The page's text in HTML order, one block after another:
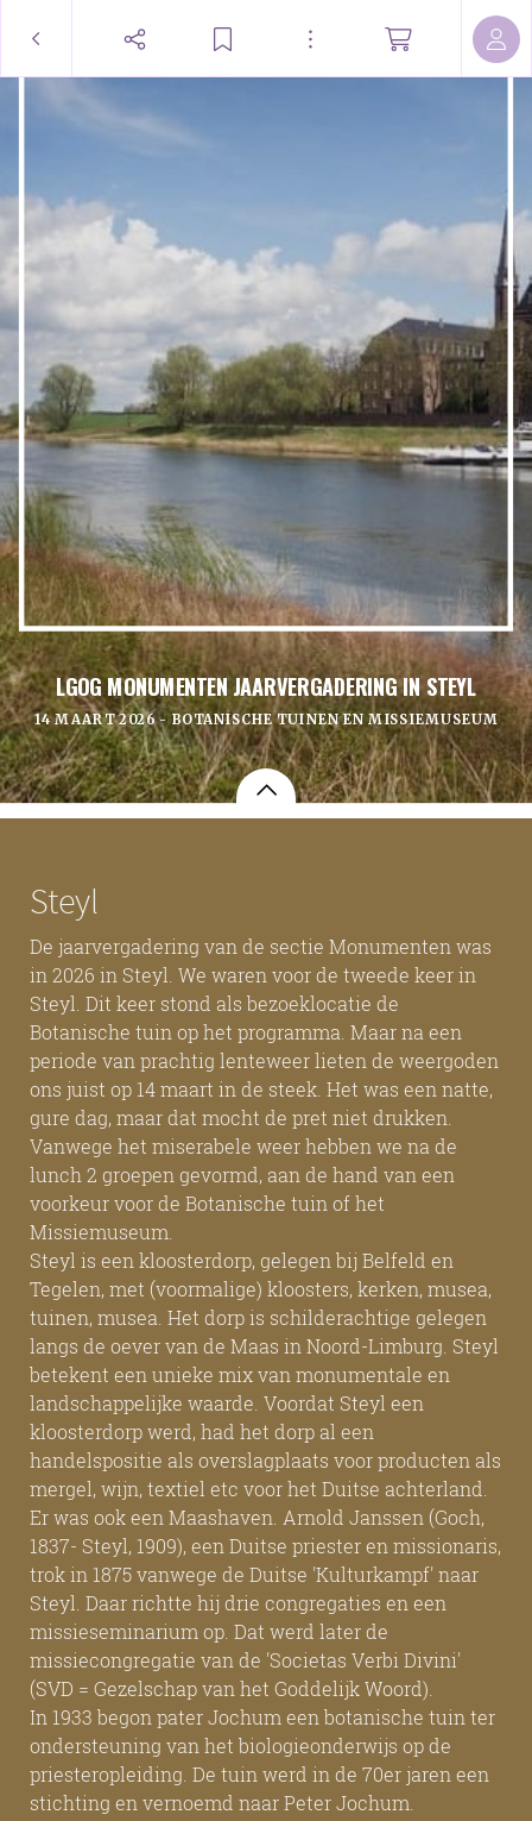
LGOG MONUMENTEN JAARVERGADERING IN STEYL
14 MAART 2026 - BOTANISCHE TUINEN EN MISSIEMUSEUM
Steyl
De jaarvergadering van de sectie Monumenten was
in 2026 in Steyl. We waren voor de tweede keer in
Steyl. Dit keer stond als bezoeklocatie de
Botanische tuin op het programma. Maar na een
periode van prachtig lenteweer lieten de weergoden
ons juist op 14 maart in de steek. Het was een natte,
gure dag, maar dat mocht de pret niet drukken.
Vanwege het miserabele weer hebben we na de
lunch 2 groepen gevormd, aan de hand van een
voorkeur voor de Botanische tuin of het
Missiemuseum.
Steyl is een kloosterdorp, gelegen bij Belfeld en
Tegelen, met (voormalige) kloosters, kerken, musea,
tuinen, musea. Het dorp is schilderachtige gelegen
langs de oever van de Maas in Noord-Limburg. Steyl
betekent een unieke mix van monumentale en
landschappelijke waarde. Voordat Steyl een
kloosterdorp werd, had het dorp al een
handelspositie als overslagplaats voor producten als
mergel, wijn, textiel etc voor het Duitse achterland.
Er was ook een Maashaven. Arnold Janssen (Goch,
1837- Steyl, 1909), een Duitse priester en missionaris,
trok in 1875 vanwege de Duitse 'Kulturkampf' naar
Steyl. Daar richtte hij drie congregaties en een
missieseminarium op. Dat werd later de
missiecongregatie van de 'Societas Verbi Divini'
(SVD = Gezelschap van het Goddelijk Woord).
In 1933 begon pater Jochum een botanische tuin ter
ondersteuning van het biologieonderwijs op de
priesteropleiding. De tuin werd in de 70er jaren een
stichting en vernoemd naar Peter Jochum.